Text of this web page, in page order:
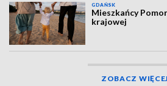
GDAŃSK
Mieszkańcy
krajowej
ZOBACZ WIĘCEJ